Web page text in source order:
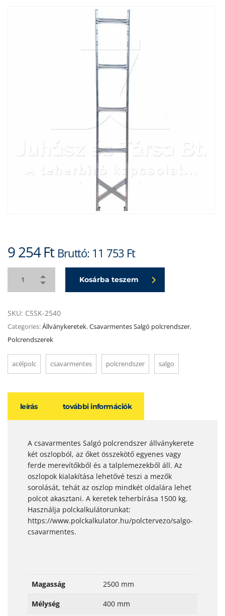
9 254Ft Bruttó: 11 753 Ft
Kosárba teszem
SKU: CSSK-2540
Categories:Állványkeretek,Csavarmentes Salgó polcrendszer,
Polcrendszerek
acélpolc csavarmentes polcrendszer salgo
leírás további információk
A csavarmentes Salgó polcrendszer állványkerete
két oszlopból, az őket összekötő egyenes vagy
ferde merevítőkből és a talplemezekből áll. Az
oszlopok kialakítása lehetővé teszi a mezők
sorolását, tehát az oszlop mindkét oldalára lehet
polcot akasztani. A keretek teherbírása 1500 kg.
Használja polckalkulátorunkat:
https://www.polckalkulator.hu/polctervezo/salgo-
csavarmentes.
Magasság 2500 mm
Mélység 400 mm